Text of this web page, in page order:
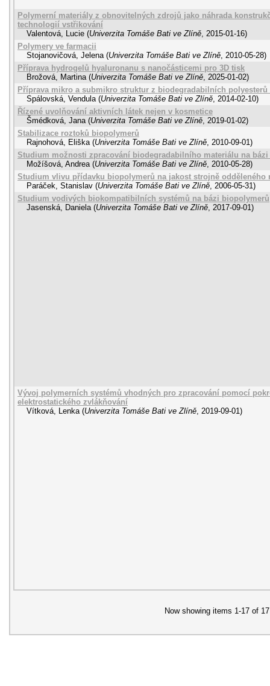
Polymerní materiály z obnovitelných zdrojů jako náhrada
technologií vstřikování
Valentová, Lucie (Univerzita Tomáše Bati ve Zlíně, 2015-01-16)
Polymery ve farmacii
Stojanovičová, Jelena (Univerzita Tomáše Bati ve Zlíně, 2010-05-28)
Příprava hydrogelů hyaluronanu s nanočásticemi pro 3D tisk
Brožová, Martina (Univerzita Tomáše Bati ve Zlíně, 2025-01-02)
Příprava mikro a submikro struktur z biodegradabilních polyesterů
Spálovská, Vendula (Univerzita Tomáše Bati ve Zlíně, 2014-02-10)
Řízené uvolňování aktivních látek nejen v kosmetice
Šmédková, Jana (Univerzita Tomáše Bati ve Zlíně, 2019-01-02)
Stabilizace roztoků biopolymerů
Rajnohová, Eliška (Univerzita Tomáše Bati ve Zlíně, 2010-09-01)
Studium možnosti zpracování biodegradabilního materiálu na bázi
Možíšová, Andrea (Univerzita Tomáše Bati ve Zlíně, 2010-05-28)
Studium vlivu přídavku biopolymerů na jakost strojně odděleného
Paráček, Stanislav (Univerzita Tomáše Bati ve Zlíně, 2006-05-31)
Studium vodivých biokompatibilních systémů na bázi biopolymerů
Jasenská, Daniela (Univerzita Tomáše Bati ve Zlíně, 2017-09-01)
Vývoj polymerních systémů vhodných pro zpracování pomocí
elektrostatického zvlákňování
Vítková, Lenka (Univerzita Tomáše Bati ve Zlíně, 2019-09-01)
Now showing items 1-17 of 17